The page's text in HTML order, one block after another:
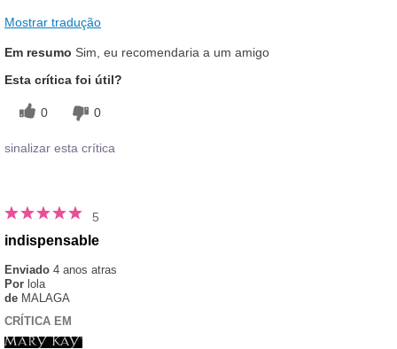
Mostrar tradução
Em resumo Sim, eu recomendaria a um amigo
Esta crítica foi útil?
0 0
sinalizar esta crítica
5
indispensable
Enviado 4 anos atras
Por lola
de MALAGA
CRÍTICA EM